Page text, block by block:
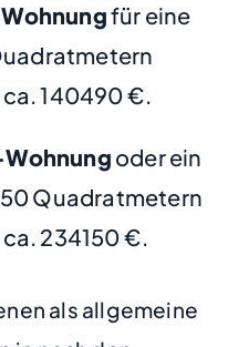
für eine
140490 €.
oder ein
Quadratmetern
234150 €.
als allgemeine